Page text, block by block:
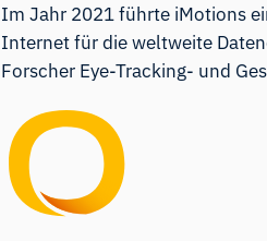
Im Jahr 2021 führte iMotions
Internet für die weltweite
Forscher Eye-Tracking- und